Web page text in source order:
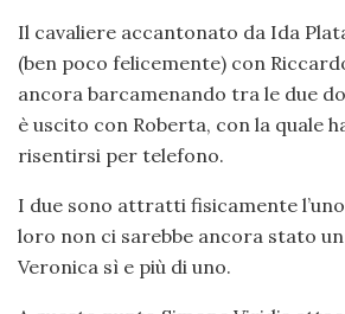
Il cavaliere accantonato da Ida
(ben poco felicemente) con
ancora barcamenando tra le due
è uscito con Roberta, con la quale
risentirsi per telefono.
I due sono attratti fisicamente
loro non ci sarebbe ancora stato
Veronica sì e più di uno.